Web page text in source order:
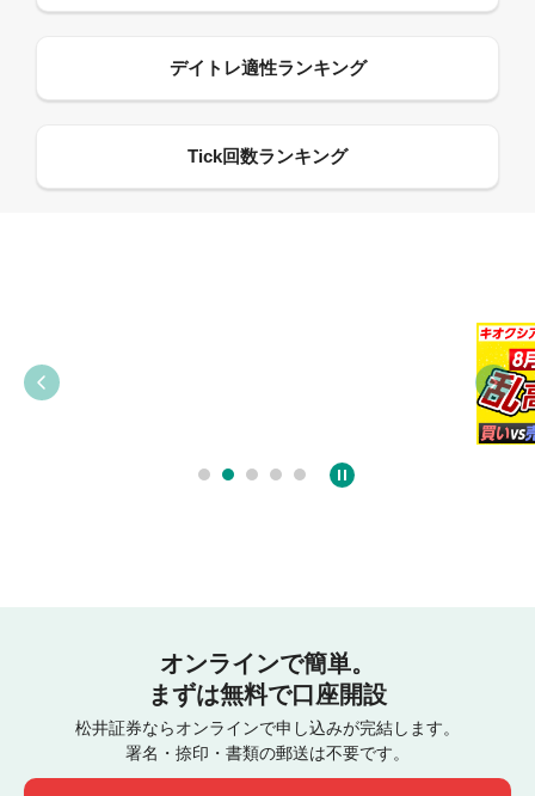
オンラインで簡単。
まずは無料で口座開設
松井証券ならオンラインで申し込みが完結します。
署名・捺印・書類の郵送は不要です。